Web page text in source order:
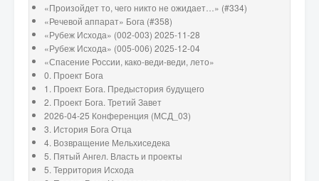
«Произойдет то, чего никто не ожидает…» (#334)
«Речевой аппарат» Бога (#358)
«Рубеж Исхода» (002-003) 2025-11-28
«Рубеж Исхода» (005-006) 2025-12-04
«Спасение России, како-веди-веди, лето»
0. Проект Бога
1. Проект Бога. Предыстория будущего
2. Проект Бога. Третий Завет
2026-04-25 Конференция (МСД_03)
3. История Бога Отца
4. Возвращение Мельхиседека
5. Пятый Ангел. Власть и проекты
5. Территория Исхода